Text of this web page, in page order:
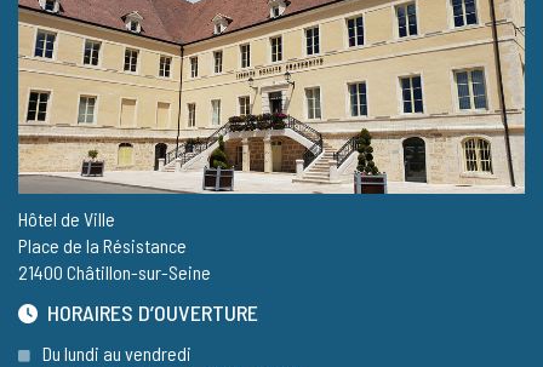
Hôtel de Ville
Place de la Résistance
21400 Châtillon-sur-Seine
HORAIRES D’OUVERTURE
Du lundi au vendredi